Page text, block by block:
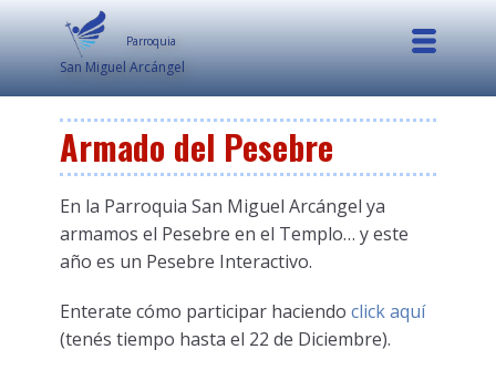
Parroquia
San Miguel Arcángel
Armado del Pesebre
En la Parroquia San Miguel Arcángel ya
armamos el Pesebre en el Templo… y este
año es un Pesebre Interactivo.
Enterate cómo participar haciendo click aquí
(tenés tiempo hasta el 22 de Diciembre).